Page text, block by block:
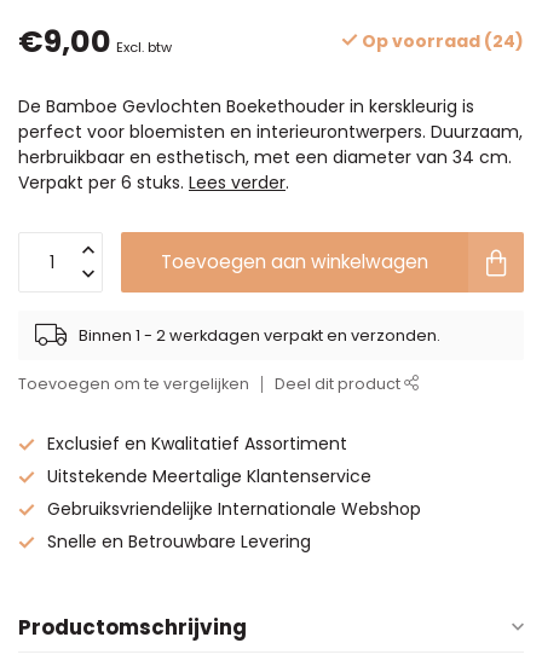
€9,00 Excl. btw Op voorraad (24)
De Bamboe Gevlochten Boekethouder in kerskleurig is
perfect voor bloemisten en interieurontwerpers. Duurzaam,
herbruikbaar en esthetisch, met een diameter van 34 cm.
Verpakt per 6 stuks. Lees verder.
Toevoegen aan winkelwagen
Binnen 1 - 2 werkdagen verpakt en verzonden.
Toevoegen om te vergelijken Deel dit product
Exclusief en Kwalitatief Assortiment
Uitstekende Meertalige Klantenservice
Gebruiksvriendelijke Internationale Webshop
Snelle en Betrouwbare Levering
Productomschrijving